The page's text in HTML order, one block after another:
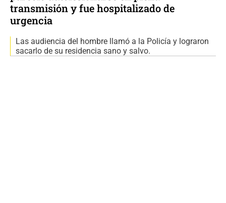
transmisión y fue hospitalizado de
urgencia
Las audiencia del hombre llamó a la Policía y lograron
sacarlo de su residencia sano y salvo.